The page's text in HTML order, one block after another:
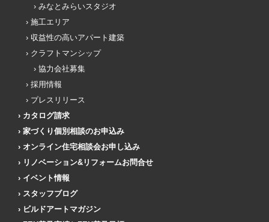
みなとみらいスタジオ
施工エリア
収益性の高いアパート建築
クラフトマンシップ
協力会社募集
採用情報
プレスリリース
カタログ請求
家づくり個別相談のお申込み
オンライン住宅相談会お申し込み
リノベーション&リフォームお問合せ
イベント情報
スタッフブログ
ビルドアートマガジン